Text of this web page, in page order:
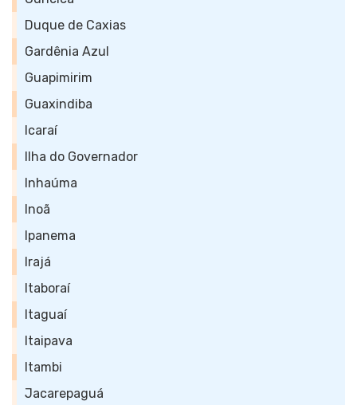
Duque de Caxias
Gardênia Azul
Guapimirim
Guaxindiba
Icaraí
Ilha do Governador
Inhaúma
Inoã
Ipanema
Irajá
Itaboraí
Itaguaí
Itaipava
Itambi
Jacarepaguá